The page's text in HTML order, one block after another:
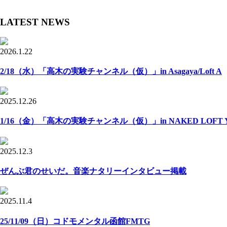
LATEST NEWS
2026.1.22
2/18（水）「高木の実験チャンネル（仮）」in Asagaya/Loft A
2025.12.26
1/16（金）「高木の実験チャンネル（仮）」in NAKED LOFT
2025.12.3
ぜんぶ君のせいだ。音楽ナタリーインタビュー掲載
2025.11.4
25/11/09（日）コドモメンタル函館FMTG